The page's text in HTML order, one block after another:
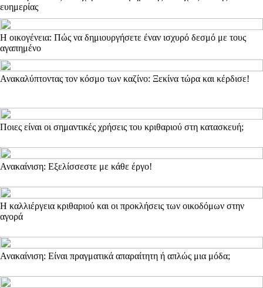
ευημερίας
Η οικογένεια: Πώς να δημιουργήσετε έναν ισχυρό δεσμό με τους
αγαπημένο
Ανακαλύπτοντας τον κόσμο των καζίνο: Ξεκίνα τώρα και κέρδισε!
Ποιες είναι οι σημαντικές χρήσεις του κριθαριού στη κατασκευή;
Ανακαίνιση: Εξελίσσεστε με κάθε έργο!
Η καλλιέργεια κριθαριού και οι προκλήσεις των οικοδόμων στην
αγορά
Ανακαίνιση: Είναι πραγματικά απαραίτητη ή απλώς μια μόδα;